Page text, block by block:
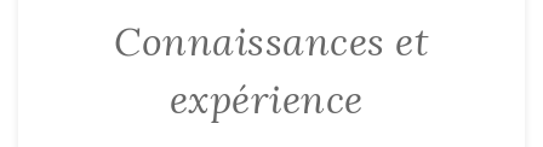
Connaissances et
expérience